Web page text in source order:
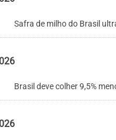
Safra de milho do Brasil
Brasil deve colher 9,5%